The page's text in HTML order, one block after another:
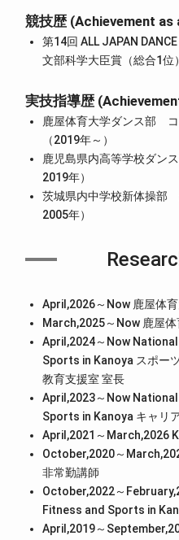
競技歴 (Achievement
第14回 ALL JAPAN
文部科学大臣賞（総合1位
実技指導歴
鹿屋体育大学ダンス部
（2019年～）
鹿児島県内高等学校ダン
2019年）
茨城県内中学校新体操部
2005年）
April,2026～Now 鹿屋体
March,2025～Now 鹿屋
April,2024～Now
Sports in Kanoya スポー
教育支援室 室長
April,2023～Now
Sports in Kanoya キャリ
April,2021～March,2026
October,2020～
非常勤講師
October,2022～
Fitness and Sports in
April,2019～